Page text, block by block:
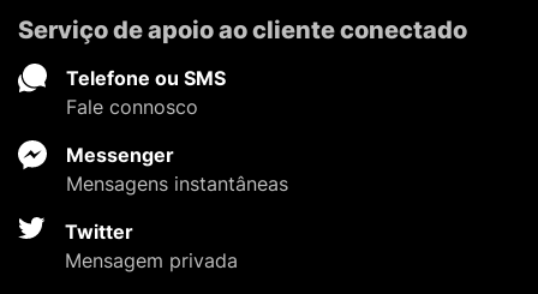
Serviço de apoio ao cliente conectado
Telefone ou SMS
Fale connosco
Messenger
Mensagens instantâneas
Twitter
Mensagem privada